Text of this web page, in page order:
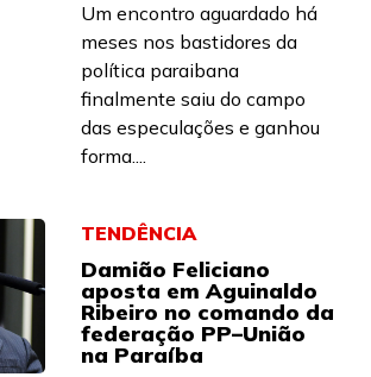
Um encontro aguardado há
meses nos bastidores da
política paraibana
finalmente saiu do campo
das especulações e ganhou
forma....
TENDÊNCIA
Damião Feliciano
aposta em Aguinaldo
Ribeiro no comando da
federação PP–União
na Paraíba